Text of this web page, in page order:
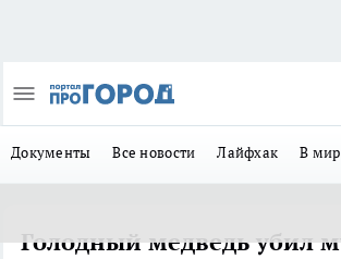
Документы Все новости Лайфхак В
Голодный медведь убил